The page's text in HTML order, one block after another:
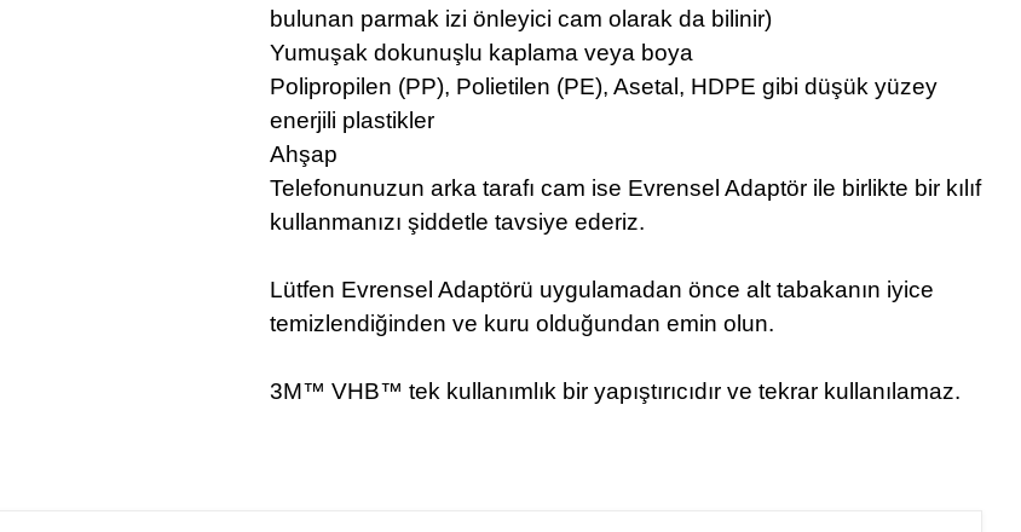
bulunan parmak izi önleyici cam olarak da bilinir)
Yumuşak dokunuşlu kaplama veya boya
Polipropilen (PP), Polietilen (PE), Asetal, HDPE gibi düşük yüzey
enerjili plastikler
Ahşap
Telefonunuzun arka tarafı cam ise Evrensel Adaptör ile birlikte bir kılıf
kullanmanızı şiddetle tavsiye ederiz.
Lütfen Evrensel Adaptörü uygulamadan önce alt tabakanın iyice
temizlendiğinden ve kuru olduğundan emin olun.
3M™ VHB™ tek kullanımlık bir yapıştırıcıdır ve tekrar kullanılamaz.